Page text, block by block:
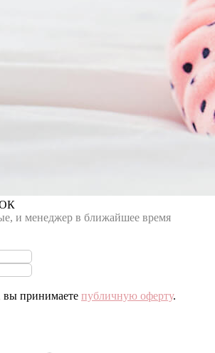
и менеджер в ближайшее время
принимаете публичную оферту.